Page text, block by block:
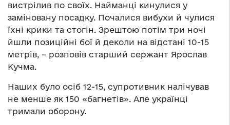
вистрілив по своїх. Найманці кинулися у
заміновану посадку. Почалися вибухи й чулися
їхні крики та стогін. Зрештою потім три ночі
йшли позиційні бої й деколи на відстані 10-15
метрів, – розповів старший сержант Ярослав
Кучма.
Наших було осіб 12-15, супротивник налічував
не менше як 150 «багнетів». Але українці
тримали оборону.